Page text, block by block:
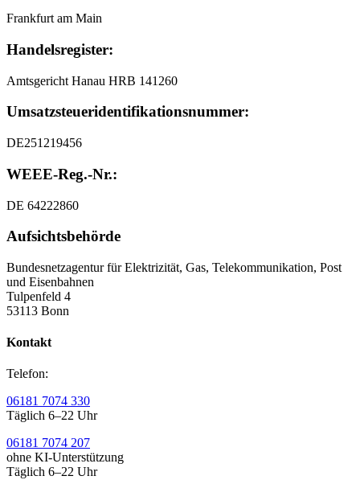
Frankfurt am Main
Handelsregister:
Amtsgericht Hanau HRB 141260
Umsatzsteuer­identifikationsnummer:
DE251219456
WEEE-Reg.-Nr.:
DE 64222860
Aufsichtsbehörde
Bundesnetzagentur für Elektrizität, Gas, Telekommunikation, Post
und Eisenbahnen
Tulpenfeld 4
53113 Bonn
Kontakt
Telefon:
06181 7074 330
Täglich 6–22 Uhr
06181 7074 207
ohne KI-Unterstützung
Täglich 6–22 Uhr